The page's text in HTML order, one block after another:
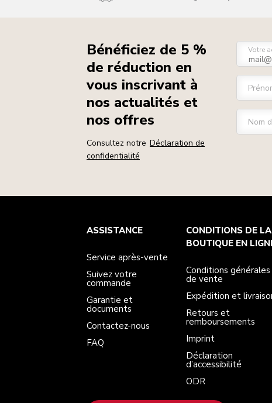
Bénéficiez de 5 %
de réduction en
vous inscrivant à
nos actualités et
nos offres
Consultez notre Déclaration de
confidentialité
Votre
Nom
Service après-vente
Suivez votre commande
FAQ
Conditions générales de vente
Expédition et livraison
Déclaration d’accessibilité
La marque
Notre histoire
Trouver une boutique
ASSISTANCE
Service après-vente
Suivez votre
commande
Garantie et
documents
Contactez-nous
FAQ
CONDITIONS DE LA
BOUTIQUE EN
Conditions générales
de vente
Expédition et
Retours et
remboursements
Imprint
Déclaration
d’accessibilité
ODR